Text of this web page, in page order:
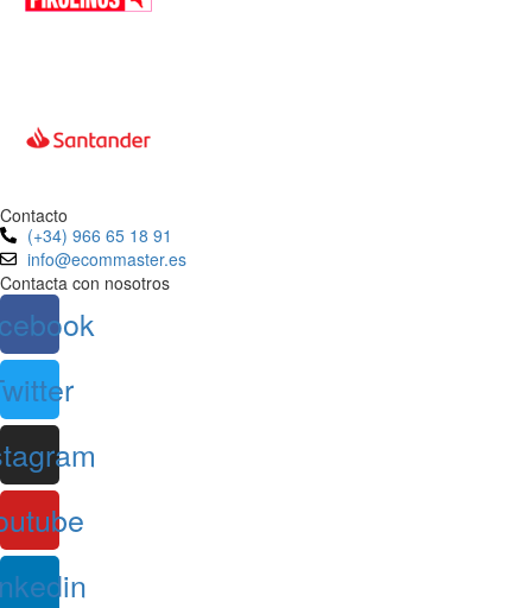
Contacto
(+34) 966 65 18 91
info@ecommaster.es
Contacta con nosotros